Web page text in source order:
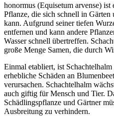
honormus (Equisetum arvense)
Pflanze, die sich schnell in Gärten
kann. Aufgrund seiner tiefen
entfernen und kann andere
Wasser schnell übertreffen.
große Menge Samen, die durch
Einmal etabliert, ist
erhebliche Schäden an
verursachen. Schachtelhalm
auch giftig für Mensch und Tier.
Schädlingspflanze und Gärtner
Ausbreitung zu verhindern.